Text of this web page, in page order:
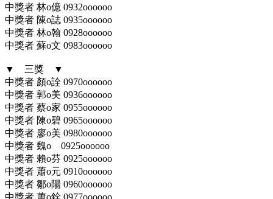
中獎者 林o億 0932oooooo
中獎者 陳o誌 0935oooooo
中獎者 林o翰 0928oooooo
中獎者 蘇o文 0983oooooo
▼ 三獎 ▼
中獎者 顏o詮 0970oooooo
中獎者 郭o美 0936oooooo
中獎者 蔡o家 0955oooooo
中獎者 陳o碧 0965oooooo
中獎者 廖o美 0980oooooo
中獎者 魏o 0925oooooo
中獎者 賴o芬 0925oooooo
中獎者 蕭o元 0910oooooo
中獎者 鄒o陽 0960oooooo
中獎者 蕭o銓 0977oooooo